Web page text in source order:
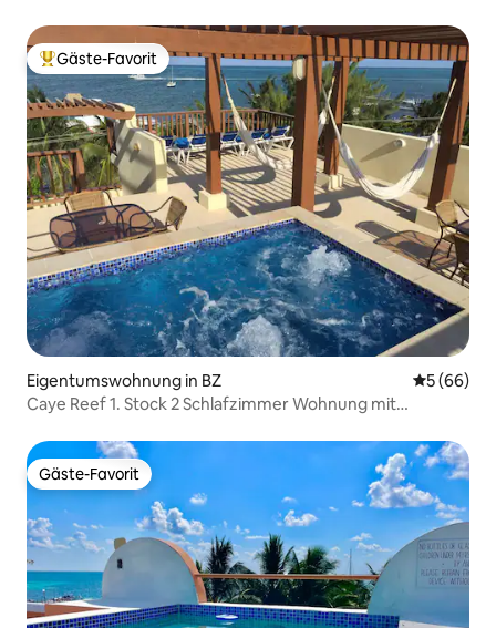
Beliebter Gäste-Favorit.
Gäste-Favorit
Eigentumswohnung in BZ
5 (66)
Caye Reef 1. Stock 2 Schlafzimmer Wohnung mit
Gäste-Favorit
Gäste-Favorit